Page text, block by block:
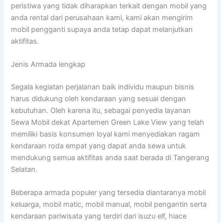
peristiwa yang tidak diharapkan terkait dengan mobil yang
anda rental dari perusahaan kami, kami akan mengirim
mobil pengganti supaya anda tetap dapat melanjutkan
aktifitas.
Jenis Armada lengkap
Segala kegiatan perjalanan baik individu maupun bisnis
harus didukung oleh kendaraan yang sesuai dengan
kebutuhan. Oleh karena itu, sebagai penyedia layanan
Sewa Mobil dekat Apartemen Green Lake View yang telah
memiliki basis konsumen loyal kami menyediakan ragam
kendaraan roda empat yang dapat anda sewa untuk
mendukung semua aktifitas anda saat berada di Tangerang
Selatan.
Beberapa armada populer yang tersedia diantaranya mobil
keluarga, mobil matic, mobil manual, mobil pengantin serta
kendaraan pariwisata yang terdiri dari isuzu elf, hiace